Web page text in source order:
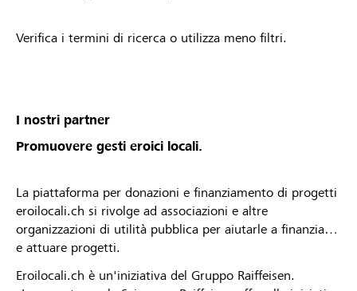
Verifica i termini di ricerca o utilizza meno filtri.
I nostri partner
Promuovere gesti eroici locali.
La piattaforma per donazioni e finanziamento di progetti
eroilocali.ch si rivolge ad associazioni e altre
organizzazioni di utilità pubblica per aiutarle a finanziare
e attuare progetti.
Eroilocali.ch è un'iniziativa del Gruppo Raiffeisen.